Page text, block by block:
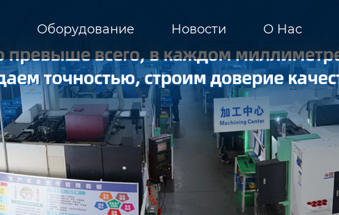
Оборудование Новости О Hас